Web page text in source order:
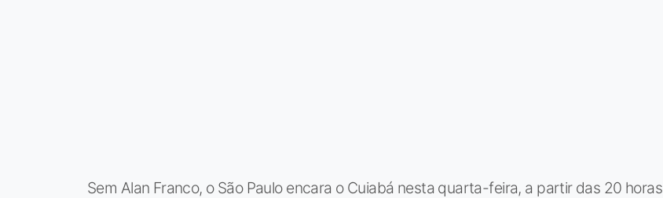
Sem Alan Franco, o São Paulo encara o Cuiabá nesta quarta-feira, a partir das 20 horas